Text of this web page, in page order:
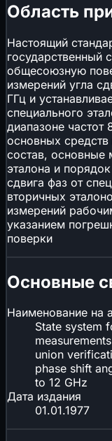
Область
Настоящий
государственный
общесоюзную
измерений угла
ГГц и
специального
диапазоне частот
основных
состав, основные
эталона и
сдвига фаз от
вторичных
измерений
указанием
поверки
Основные
Наименование на
State system
union
phase shift
to 12 GHz
Дата издания
01.01.1977